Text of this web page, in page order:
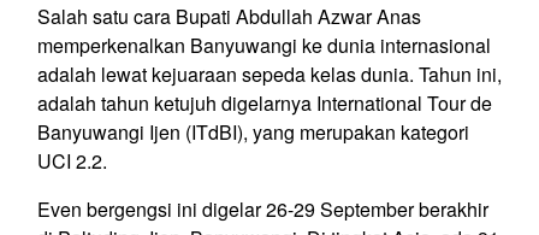
Salah satu cara Bupati Abdullah Azwar Anas
memperkenalkan Banyuwangi ke dunia internasional
adalah lewat kejuaraan sepeda kelas dunia. Tahun ini,
adalah tahun ketujuh digelarnya International Tour de
Banyuwangi Ijen (ITdBI), yang merupakan kategori
UCI 2.2.
Even bergengsi ini digelar 26-29 September berakhir